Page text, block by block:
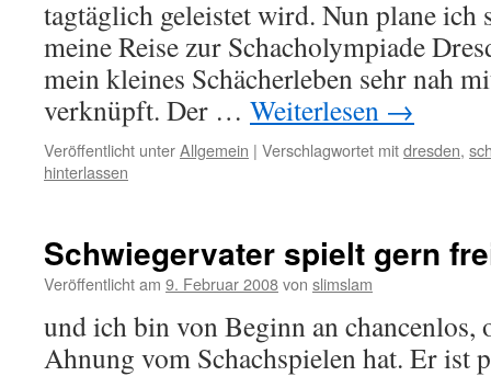
tagtäglich geleistet wird. Nun plane ich
meine Reise zur Schacholympiade
mein kleines Schächerleben sehr nah
verknüpft. Der … Weiterlesen →
Veröffentlicht unterAllgemein | Verschlagwortet mitdresden,
hinterlassen
Schwiegervater spielt gern
Veröffentlicht am 9. Februar 2008von slimslam
und ich bin von Beginn an chancenlos,
Ahnung vom Schachspielen hat. Er ist